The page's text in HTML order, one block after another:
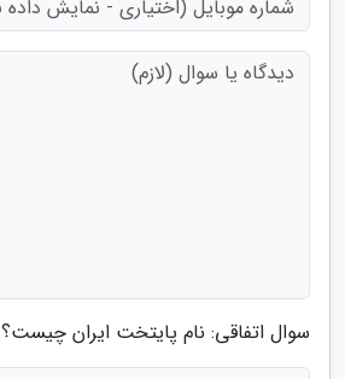
سوال اتفاقی: نام پایتخت ایران چیست؟